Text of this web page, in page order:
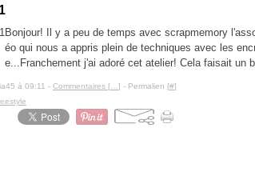
Bonjour! Il y a peu de temps avec scrapmemory
éo qui nous a appris plein de techniques avec les
e...Franchement j'ai adoré cet atelier! Cela faisait un
à 09:11 - Commentaires [ ] - Permalien [#]